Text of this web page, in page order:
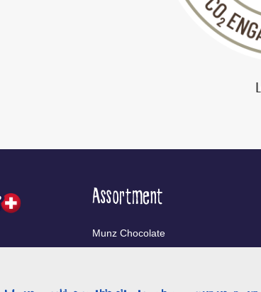
Assortment
Munz Chocolate